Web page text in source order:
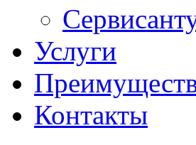
Услуги
Контакты